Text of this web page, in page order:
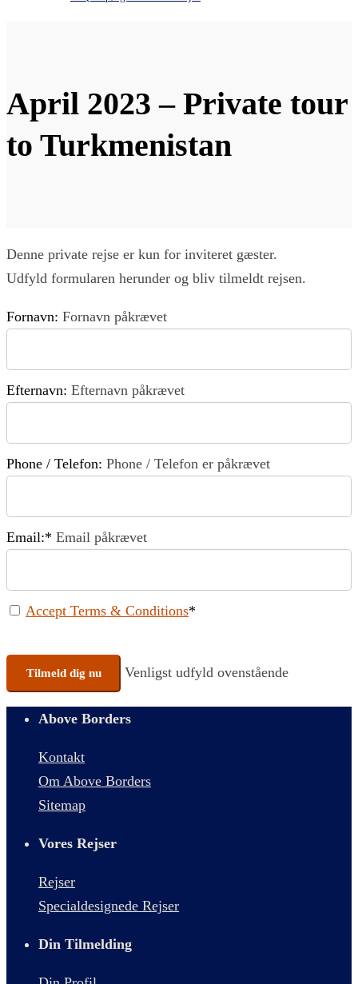
April 2023 – Private tour
to Turkmenistan
Denne private rejse er kun for inviteret gæster.
Udfyld formularen herunder og bliv tilmeldt rejsen.
Fornavn: Fornavn påkrævet
Efternavn: Efternavn påkrævet
Phone / Telefon: Phone / Telefon er påkrævet
Email:* Email påkrævet
Accept Terms & Conditions*
No val Venligst udfyld ovenstående
Above Borders
Kontakt
Om Above Borders
Sitemap
Vores Rejser
Rejser
Specialdesignede Rejser
Din Tilmelding